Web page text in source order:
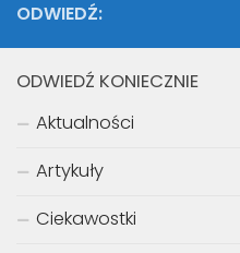
ODWIEDŹ:
ODWIEDŹ KONIECZNIE
Aktualności
Artykuły
Ciekawostki